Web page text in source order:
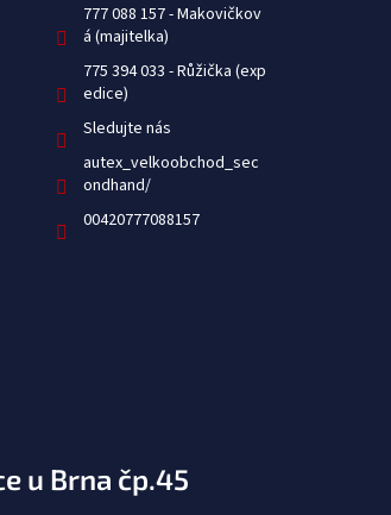
777 088 157
775 394 033
Sledujte nás
autex_velkoobchod_sec
ondhand/
00420777088157
u Brna čp.45